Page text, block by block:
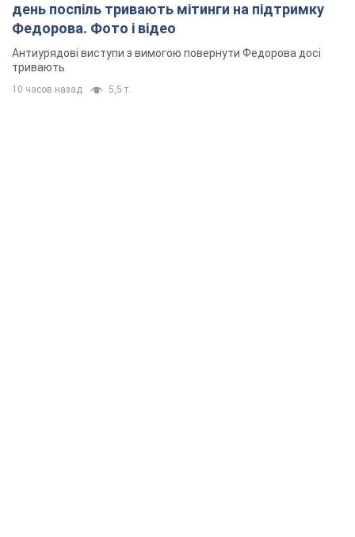
день поспіль тривають мітинги на підтримку
Федорова. Фото і відео
Антиурядові виступи з вимогою повернути Федорова досі
тривають
10 часов назад 5,5 т.